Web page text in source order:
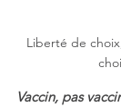
Liberté de
Vaccin, pas